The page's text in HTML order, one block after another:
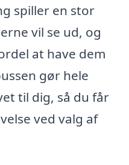
spiller en stor
vil se ud, og
at have dem
gør hele
til dig, så du får
ved valg af